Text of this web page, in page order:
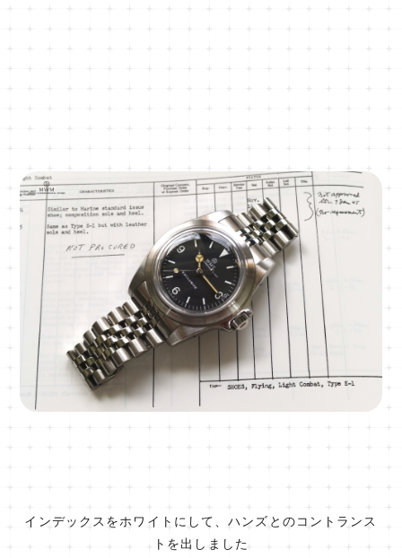
インデックスをホワイトにして、ハンズとのコントランス
トを出しました